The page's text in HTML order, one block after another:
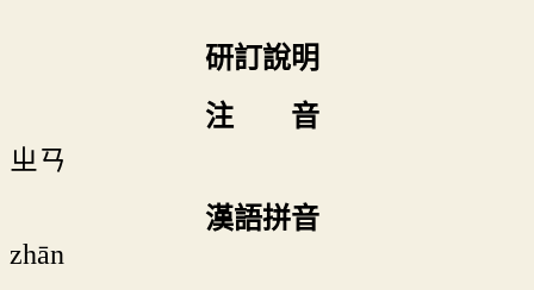
研訂說明
注 音
ㄓㄢ
漢語拼音
zhān